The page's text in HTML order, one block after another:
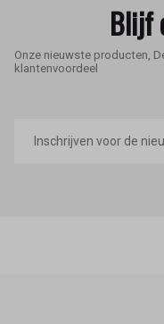
Blijf
Onze nieuwste producten,
klantenvoordeel
mailadres